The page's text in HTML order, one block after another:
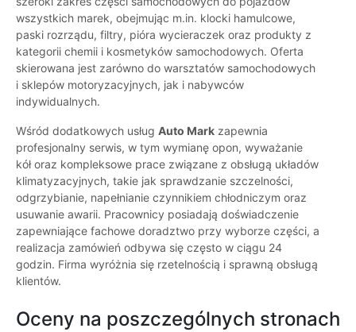
wszystkich marek, obejmując m.in. klocki hamulcowe,
paski rozrządu, filtry, pióra wycieraczek oraz produkty z
kategorii chemii i kosmetyków samochodowych. Oferta
skierowana jest zarówno do warsztatów samochodowych
i sklepów motoryzacyjnych, jak i nabywców
indywidualnych.
Wśród dodatkowych usług Auto Mark zapewnia
profesjonalny serwis, w tym wymianę opon, wyważanie
kół oraz kompleksowe prace związane z obsługą układów
klimatyzacyjnych, takie jak sprawdzanie szczelności,
odgrzybianie, napełnianie czynnikiem chłodniczym oraz
usuwanie awarii. Pracownicy posiadają doświadczenie
zapewniające fachowe doradztwo przy wyborze części, a
realizacja zamówień odbywa się często w ciągu 24
godzin. Firma wyróżnia się rzetelnością i sprawną obsługą
klientów.
Oceny na poszczególnych stronach